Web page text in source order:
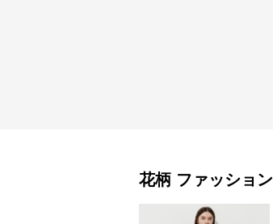
花柄 ファッション